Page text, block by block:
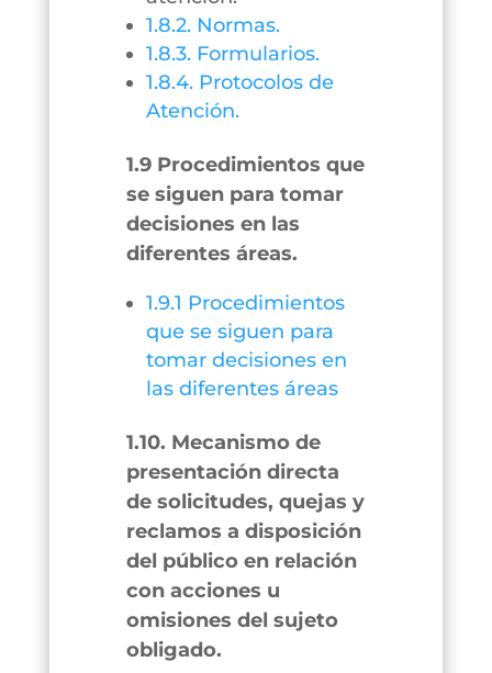
1.8.2. Normas.
1.8.3. Formularios.
1.8.4. Protocolos de
Atención.
1.9 Procedimientos que
se siguen para tomar
decisiones en las
diferentes áreas.
1.9.1 Procedimientos
que se siguen para
tomar decisiones en
las diferentes áreas
1.10. Mecanismo de
presentación directa
de solicitudes, quejas y
reclamos a disposición
del público en relación
con acciones u
omisiones del sujeto
obligado.